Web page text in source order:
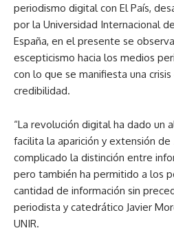
periodismo digital con El País,
por la Universidad Internacional
España, en el presente se
escepticismo hacia los medios
con lo que se manifiesta una
credibilidad.
“La revolución digital ha dado un
facilita la aparición y extensión de
complicado la distinción entre
pero también ha permitido a los
cantidad de información sin
periodista y catedrático Javier
UNIR.